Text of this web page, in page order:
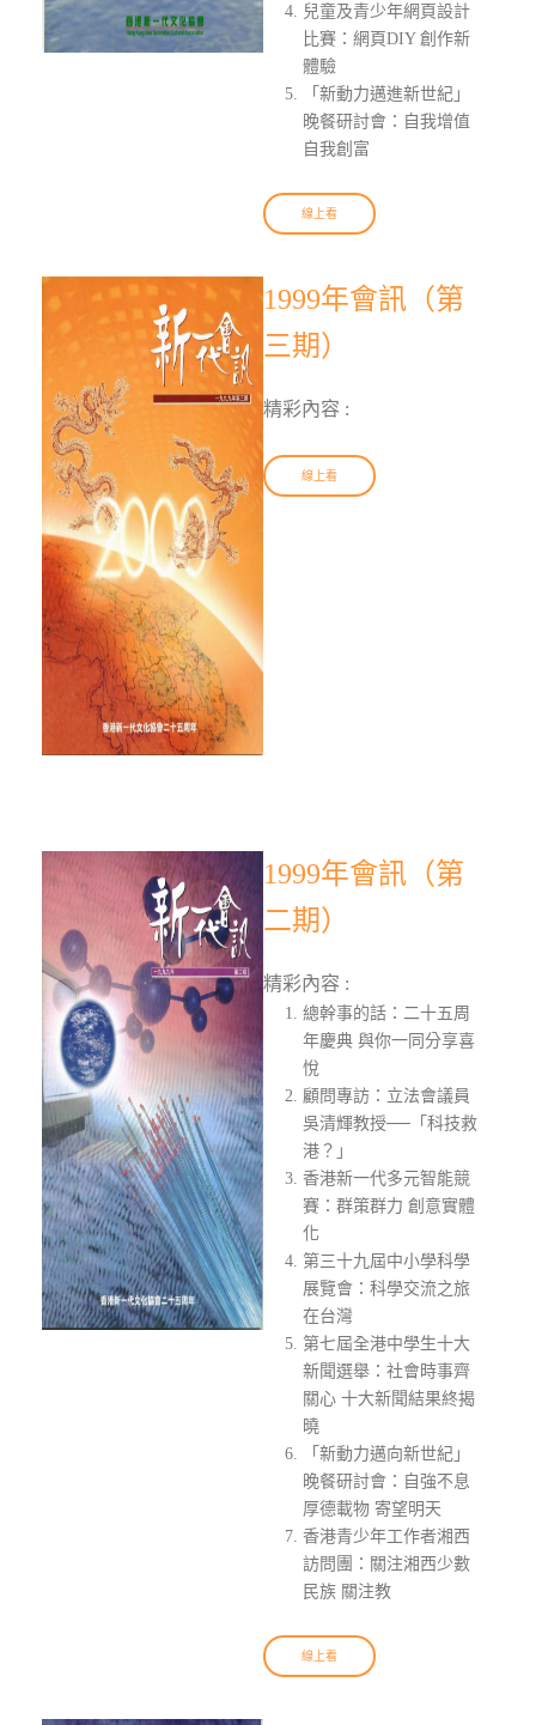
兒童及青少年網頁設計
比賽：網頁DIY 創作新
體驗
「新動力邁進新世紀」
晚餐研討會：自我增值
自我創富
線上看
1999年會訊（第
三期）
精彩內容 :
線上看
1999年會訊（第
二期）
精彩內容 :
總幹事的話：二十五周
年慶典 與你一同分享喜
悅
顧問專訪：立法會議員
吳清輝教授──「科技救
港？」
香港新一代多元智能競
賽：群策群力 創意實體
化
第三十九屆中小學科學
展覽會：科學交流之旅
在台灣
第七屆全港中學生十大
新聞選舉：社會時事齊
關心 十大新聞結果終揭
曉
「新動力邁向新世紀」
晚餐研討會：自強不息
厚德載物 寄望明天
香港青少年工作者湘西
訪問團：關注湘西少數
民族 關注教
線上看